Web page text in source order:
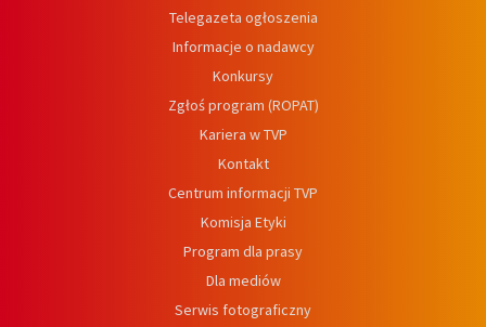
Telegazeta ogłoszenia
Informacje o nadawcy
Konkursy
Zgłoś program (ROPAT)
Kariera w TVP
Kontakt
Centrum informacji TVP
Komisja Etyki
Program dla prasy
Dla mediów
Serwis fotograficzny